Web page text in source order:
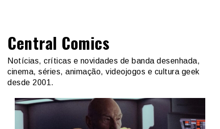
Central Comics
Notícias, críticas e novidades de banda desenhada,
cinema, séries, animação, videojogos e cultura geek
desde 2001.